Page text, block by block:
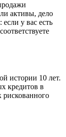
активы, дело
у вас есть
истории 10 лет.
кредитов в
рискованного